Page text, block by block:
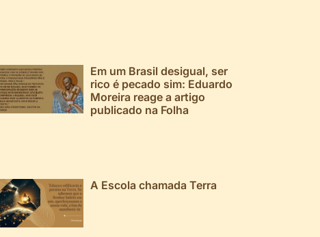
Em um Brasil desigual, ser
rico é pecado sim: Eduardo
Moreira reage a artigo
publicado na Folha
A Escola chamada Terra